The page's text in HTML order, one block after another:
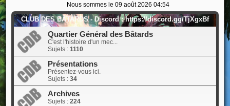
Nous sommes le 09 août 2026 04:54
CLUB DES BÂTARDS - Discord : https://discord.gg/TjXgxBf
Quartier Général des Bâtards
C'est l'histoire d'un mec...
Sujets : 1110
Présentations
Présentez-vous ici.
Sujets : 34
Archives
Sujets : 224